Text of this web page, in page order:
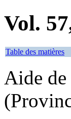
Vol.
Table des matières
Aide